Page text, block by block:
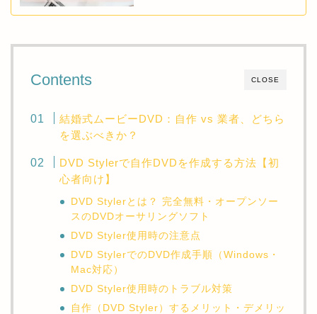
CLOSE
Contents
結婚式ムービーDVD：自作 vs 業者、どちら
を選ぶべきか？
DVD Stylerで自作DVDを作成する方法【初
心者向け】
DVD Stylerとは？ 完全無料・オープンソー
スのDVDオーサリングソフト
DVD Styler使用時の注意点
DVD StylerでのDVD作成手順（Windows・
Mac対応）
DVD Styler使用時のトラブル対策
自作（DVD Styler）するメリット・デメリッ